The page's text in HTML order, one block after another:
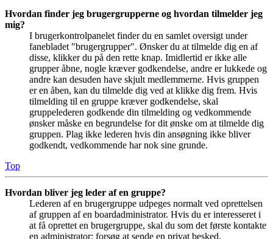
Hvordan finder jeg brugergrupperne og hvordan tilmelder jeg
mig?
I brugerkontrolpanelet finder du en samlet oversigt under
fanebladet "brugergrupper". Ønsker du at tilmelde dig en af
disse, klikker du på den rette knap. Imidlertid er ikke alle
grupper åbne, nogle kræver godkendelse, andre er lukkede og
andre kan desuden have skjult medlemmerne. Hvis gruppen
er en åben, kan du tilmelde dig ved at klikke dig frem. Hvis
tilmelding til en gruppe kræver godkendelse, skal
gruppelederen godkende din tilmelding og vedkommende
ønsker måske en begrundelse for dit ønske om at tilmelde dig
gruppen. Plag ikke lederen hvis din ansøgning ikke bliver
godkendt, vedkommende har nok sine grunde.
Top
Hvordan bliver jeg leder af en gruppe?
Lederen af en brugergruppe udpeges normalt ved oprettelsen
af gruppen af en boardadministrator. Hvis du er interesseret i
at få oprettet en brugergruppe, skal du som det første kontakte
en administrator; forsøg at sende en privat besked.